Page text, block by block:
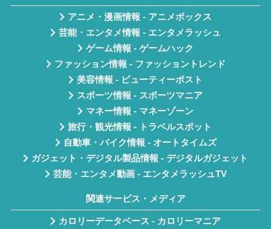
アニメ・漫画情報 - アニメボックス
芸能・エンタメ情報 - エンタメラッシュ
ゲーム情報 - ゲームハック
ファッション情報 - ファッショントレンド
美容情報 - ビューティーポスト
スポーツ情報 - スポーツマニア
マネー情報 - マネーゾーン
旅行・観光情報 - トラベルスポット
自動車・バイク情報 - オートタイムズ
ガジェット・デジタル製品情報 - デジタルガジェット
芸能・エンタメ動画 - エンタメラッシュTV
関連サービス・メディア
カロリーデータベース - カロリーマニア